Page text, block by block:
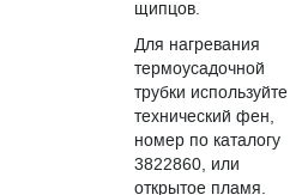
щипцов.
Для нагревания
термоусадочной
трубки используйте
технический фен,
номер по каталогу
3822860, или
открытое пламя.